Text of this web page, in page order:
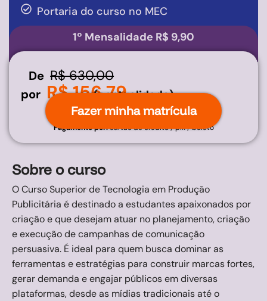
Sobre o curso
O Curso Superior de Tecnologia em Produção
Publicitária é destinado a estudantes apaixonados por
criação e que desejam atuar no planejamento, criação
e execução de campanhas de comunicação
persuasiva. É ideal para quem busca dominar as
ferramentas e estratégias para construir marcas fortes,
gerar demanda e engajar públicos em diversas
plataformas, desde as mídias tradicionais até o
Portaria do curso no MEC
1º Mensalidade R$ 9,90
De R$ 630,00
por R$ 156,79(pontualidade)
Fazer minha matrícula
Pagamento por:cartão de crédito / pix / boleto